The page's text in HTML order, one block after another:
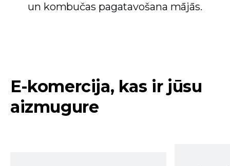
un kombučas pagatavošana mājās.
E-komercija, kas ir jūsu
aizmugure